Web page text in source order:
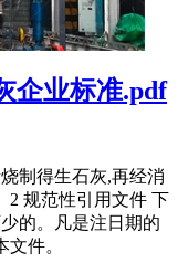
企业标准.pdf
制得生石灰,再经消
2 规范性引用文件 下
的。凡是注日期的
件。